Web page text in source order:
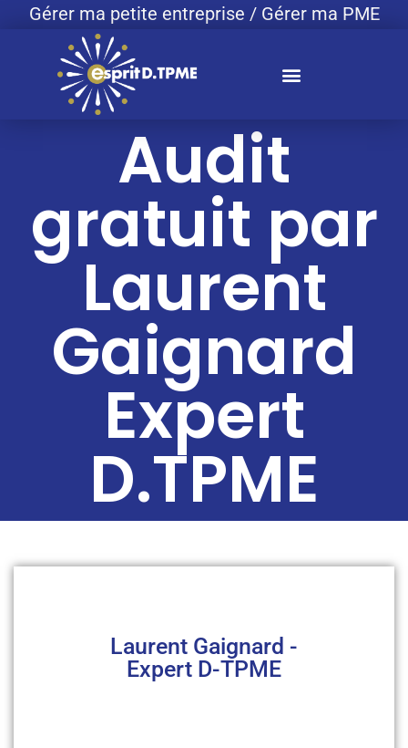
Gérer ma petite entreprise / Gérer ma PME
Audit
gratuit par
Laurent
Gaignard
Expert
D.TPME
Laurent Gaignard -
Expert D-TPME